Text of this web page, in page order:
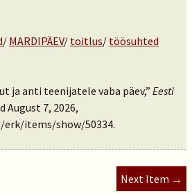
/ MARDIPÄEV/ toitlus/ töösuhted
ja anti teenijatele vaba päev,” Eesti
August 7, 2026,
items/show/50334.
Next Item →